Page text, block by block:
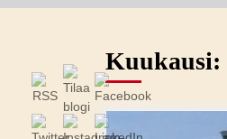
Kuukausi: